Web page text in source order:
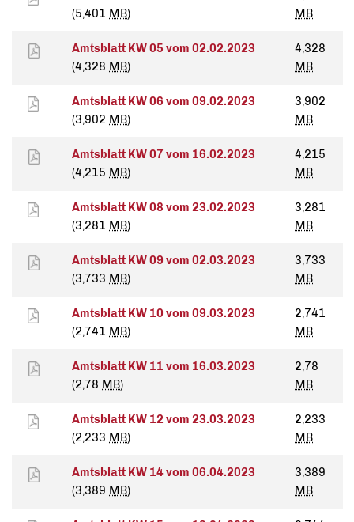
(5,401 MB)
MB
Amtsblatt KW 05 vom 02.02.2023
(4,328 MB)
4,328
MB
Amtsblatt KW 06 vom 09.02.2023
(3,902 MB)
3,902
MB
Amtsblatt KW 07 vom 16.02.2023
(4,215 MB)
4,215
MB
Amtsblatt KW 08 vom 23.02.2023
(3,281 MB)
3,281
MB
Amtsblatt KW 09 vom 02.03.2023
(3,733 MB)
3,733
MB
Amtsblatt KW 10 vom 09.03.2023
(2,741 MB)
2,741
MB
Amtsblatt KW 11 vom 16.03.2023
(2,78 MB)
2,78
MB
Amtsblatt KW 12 vom 23.03.2023
(2,233 MB)
2,233
MB
Amtsblatt KW 14 vom 06.04.2023
(3,389 MB)
3,389
MB